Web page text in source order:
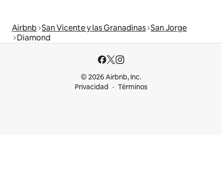
Airbnb San Vicente y las Granadinas San Jorge
Diamond
© 2026 Airbnb, Inc.
Privacidad
Términos